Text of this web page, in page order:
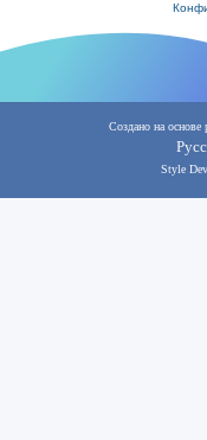
Создано на основе
Style